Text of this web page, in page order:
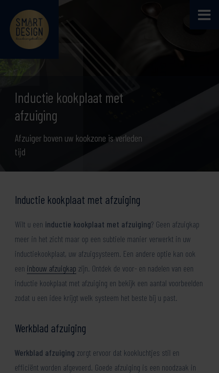
Inductie kookplaat met
afzuiging
Afzuiger boven uw kookzone is verleden
tijd
Inductie kookplaat met afzuiging
Wilt u een inductie kookplaat met afzuiging? Geen afzuigkap
meer in het zicht maar op een subtiele manier verwerkt in uw
inductiekookplaat, uw afzuigsysteem. Een andere optie kan ook
een inbouw afzuigkap zijn. Ontdek de voor- en nadelen van een
inductie kookplaat met afzuiging en bekijk een aantal voorbeelden
zodat u een idee krijgt welk systeem het beste bij u past.
Werkblad afzuiging
Werkblad afzuiging zorgt ervoor dat kookluchtjes stil en
efficiënt worden afgevoerd. Goede afzuiging is een noodzaak in